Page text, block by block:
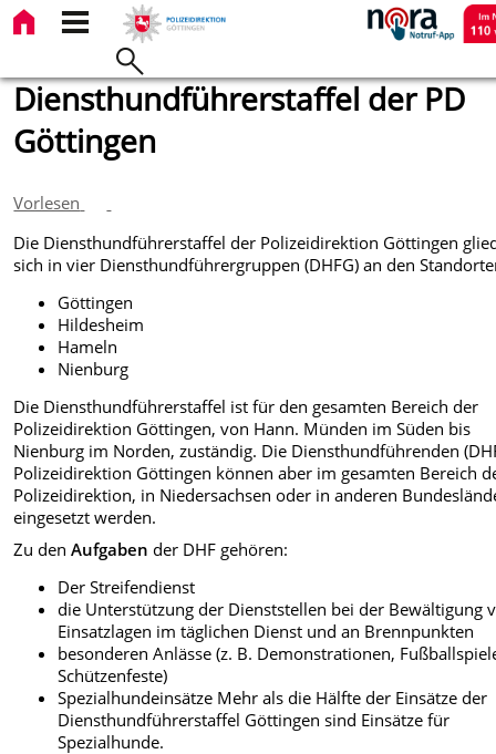
Diensthundführerstaffel der PD
Göttingen
Vorlesen
Die Diensthundführerstaffel der Polizeidirektion Göttingen
sich in vier Diensthundführergruppen (DHFG) an den
Göttingen
Hildesheim
Hameln
Nienburg
Die Diensthundführerstaffel ist für den gesamten Bereich der
Polizeidirektion Göttingen, von Hann. Münden im Süden bis
Nienburg im Norden, zuständig. Die Diensthundführenden
Polizeidirektion Göttingen können aber im gesamten Bereich
Polizeidirektion, in Niedersachsen oder in anderen
eingesetzt werden.
Zu denAufgaben der DHF gehören:
Der Streifendienst
die Unterstützung der Dienststellen bei der Bewältigung
Einsatzlagen im täglichen Dienst und an Brennpunkten
besonderen Anlässe (z. B. Demonstrationen,
Schützenfeste)
Spezialhundeinsätze Mehr als die Hälfte der Einsätze der
Diensthundführerstaffel Göttingen sind Einsätze für
Spezialhunde.